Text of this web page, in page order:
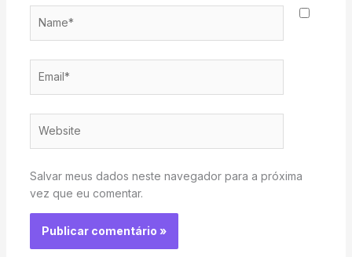
Salvar meus dados neste navegador para a próxima
vez que eu comentar.